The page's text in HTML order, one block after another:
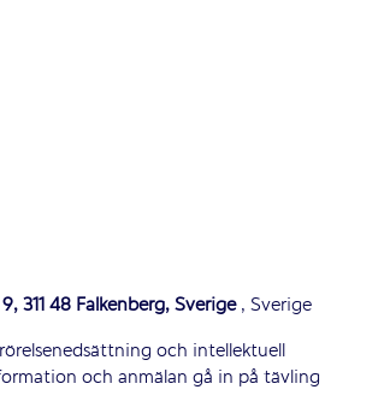
311 48 Falkenberg, Sverige, Sverige
och intellektuell
och anmälan gå in på tävling